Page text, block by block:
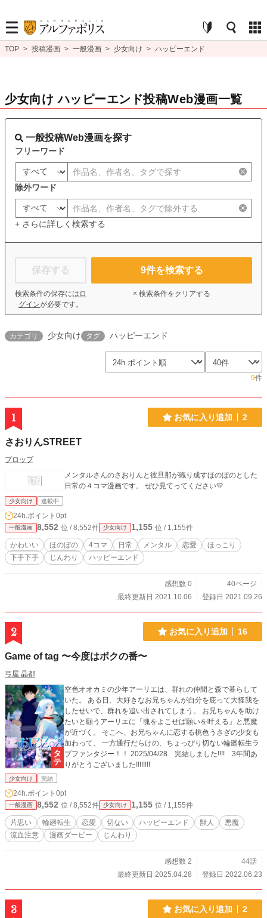
TOP > 投稿漫画 > 一般漫画 > 少女向け > ハッピーエンド
少女向け ハッピーエンド投稿Web漫画一覧
一般投稿Web漫画を探す
フリーワード
除外ワード
+ さらに詳しく検索する
保存する
検索条件の保存には ロ
グインが必要です。
9件を検索する
× 検索条件をクリアする
カテゴリ 少女向け タグ ハッピーエンド
9件
1 お気に入り追加 2
さおりんSTREET
プロップ
メンタルさんのさおりんと彼旦那が織り成すほのぼのとした
日常の４コマ漫画です。 ぜひ見てってください💛
少女向け 連載中
24h.ポイント 0pt
一般漫画 8,552 位 / 8,552件 少女向け 1,155 位 / 1,155件
かわいい ほのぼの 4コマ 日常 メンタル 恋愛
ほっこり
下手下手
じんわり ハッピーエンド
感想数 0
40ページ
最終更新日 2021.10.06
登録日 2021.09.26
2 お気に入り追加 16
Game of tag 〜今度はボクの番〜
弓屋 晶都
空色オオカミの少年アーリエは、群れの仲間と森で暮らして
いた。 ある日、大好きなお兄ちゃんが自分を庇って大怪我を
したせいで、群れを追い出されてしまう。 お兄ちゃんを助け
たいと願うアーリエに『魂をよこせば願いを叶える』と悪魔
が近づく。 そこへ、お兄ちゃんに恋する桃色うさぎの少女も
加わって、 一方通行だらけの、ちょっぴり切ない輪廻転生ラ
ブファンタジー！！ 2025/04/28 完結しました!!!! 3年間あ
りがとうございました!!!!!!!!
少女向け 完結
24h.ポイント 0pt
一般漫画 8,552 位 / 8,552件 少女向け 1,155 位 / 1,155件
片思い 輪廻転生 恋愛 切ない ハッピーエンド 獣人
悪魔
流血注意
漫画ダービー じんわり
感想数 2
44話
最終更新日 2025.04.28
登録日 2022.06.23
3 お気に入り追加 2